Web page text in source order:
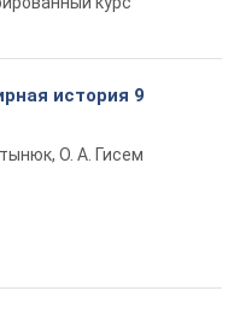
история 9
О. А. Гисем